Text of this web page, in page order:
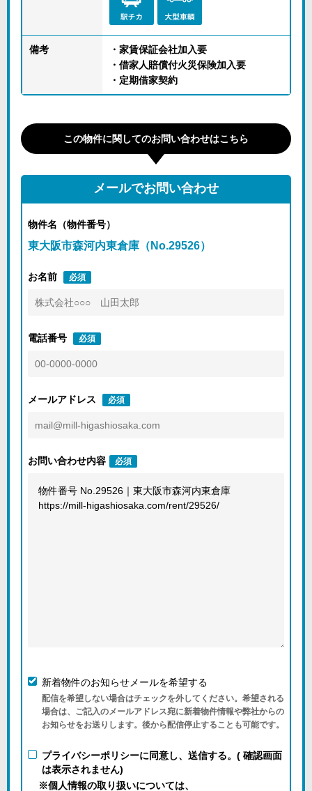
備考
・家賃保証会社加入要
・借家人賠償付火災保険加入要
・定期借家契約
この物件に関してのお問い合わせはこちら
メールでお問い合わせ
物件名（物件番号）
東大阪市森河内東倉庫（No.29526）
お名前 必須
電話番号 必須
メールアドレス 必須
お問い合わせ内容 必須
新着物件のお知らせメールを希望する
配信を希望しない場合はチェックを外してください。希望される
場合は、ご記入のメールアドレス宛に新着物件情報や弊社からの
お知らせをお送りします。後から配信停止することも可能です。
プライバシーポリシーに同意し、送信する。( 確認画面
は表示されません)
※個人情報の取り扱いについては、